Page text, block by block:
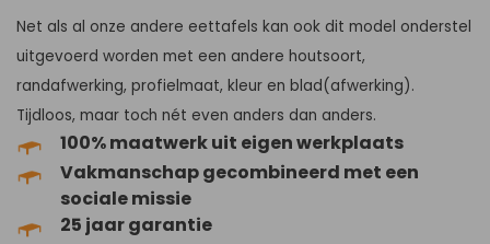
Net als al onze andere eettafels kan ook dit model onderstel
uitgevoerd worden met een andere houtsoort,
randafwerking, profielmaat, kleur en blad(afwerking).
Tijdloos, maar toch nét even anders dan anders.
100% maatwerk uit eigen werkplaats
Vakmanschap gecombineerd met een
sociale missie
25 jaar garantie